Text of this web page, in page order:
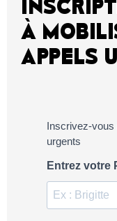
À
APPELS
Inscrivez-vous
urgents
Entrez votre